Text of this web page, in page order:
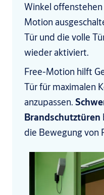
Winkel
Motion
Tür und die volle
wieder aktiviert.
Free-Motion hilft
Tür für maximalen
anzupassen.
Brandschutztüren
die Bewegung von